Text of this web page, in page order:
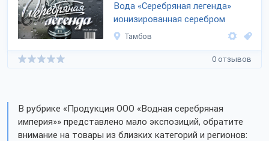
Вода «Серебряная легенда»
ионизированная серебром
Тамбов
0 отзывов
В рубрике «Продукция ООО «Водная серебряная
империя»» представлено мало экспозиций, обратите
внимание на товары из близких категорий и регионов: